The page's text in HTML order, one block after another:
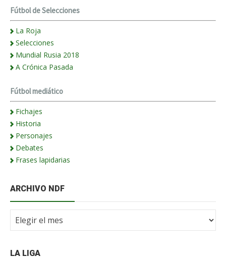
Fútbol de Selecciones
La Roja
Selecciones
Mundial Rusia 2018
A Crónica Pasada
Fútbol mediático
Fichajes
Historia
Personajes
Debates
Frases lapidarias
ARCHIVO NDF
Archivo
LA LIGA